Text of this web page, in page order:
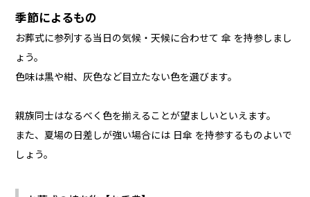
季節によるもの
お葬式に参列する当日の気候・天候に合わせて 傘 を持参しまし
ょう。
色味は黒や紺、灰色など目立たない色を選びます。
親族同士はなるべく色を揃えることが望ましいといえます。
また、夏場の日差しが強い場合には 日傘 を持参するものよいで
しょう。